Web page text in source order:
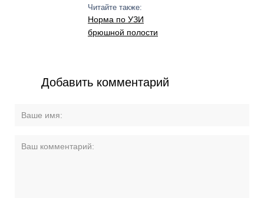
Читайте также:
Норма по УЗИ
брюшной полости
Добавить комментарий